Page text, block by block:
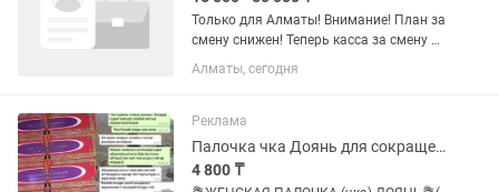
Только для Алматы! Внимание! План за
смену снижен! Теперь касса за смену от
25 тыс тенге! 🚖 Работай на новых авто
2025 года в Яндекс Такси! 🔹 Только
Удобный график:...
Алматы, сегодня
Реклама
Палочка чка Доянь для сокращения
4 800 ₸